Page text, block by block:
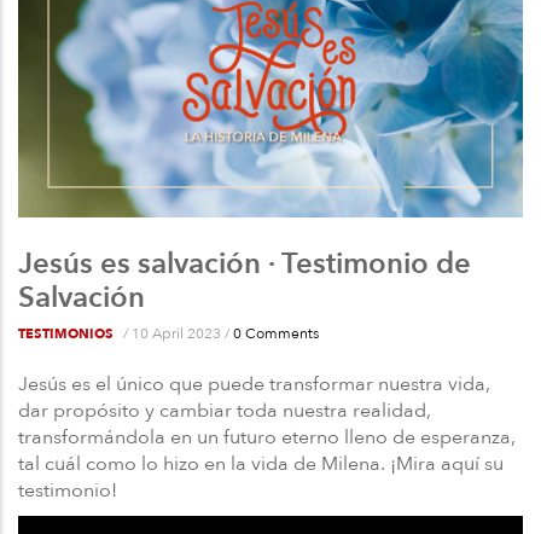
Jesús es salvación · Testimonio de
Salvación
TESTIMONIOS / 10 April 2023 /0 Comments
Jesús es el único que puede transformar nuestra vida,
dar propósito y cambiar toda nuestra realidad,
transformándola en un futuro eterno lleno de esperanza,
tal cuál como lo hizo en la vida de Milena. ¡Mira aquí su
testimonio!